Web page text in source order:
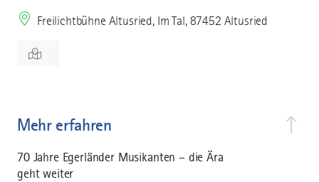
Freilichtbühne Altusried, Im Tal, 87452 Altusried
Mehr erfahren
70 Jahre Egerländer Musikanten – die Ära
geht weiter